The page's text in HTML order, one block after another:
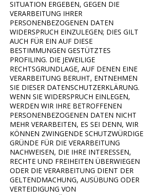
SITUATION ERGEBEN, GEGEN DIE
VERARBEITUNG IHRER
PERSONENBEZOGENEN DATEN
WIDERSPRUCH EINZULEGEN; DIES GILT
AUCH FÜR EIN AUF DIESE
BESTIMMUNGEN GESTÜTZTES
PROFILING. DIE JEWEILIGE
RECHTSGRUNDLAGE, AUF DENEN EINE
VERARBEITUNG BERUHT, ENTNEHMEN
SIE DIESER DATENSCHUTZERKLÄRUNG.
WENN SIE WIDERSPRUCH EINLEGEN,
WERDEN WIR IHRE BETROFFENEN
PERSONENBEZOGENEN DATEN NICHT
MEHR VERARBEITEN, ES SEI DENN, WIR
KÖNNEN ZWINGENDE SCHUTZWÜRDIGE
GRÜNDE FÜR DIE VERARBEITUNG
NACHWEISEN, DIE IHRE INTERESSEN,
RECHTE UND FREIHEITEN ÜBERWIEGEN
ODER DIE VERARBEITUNG DIENT DER
GELTENDMACHUNG, AUSÜBUNG ODER
VERTEIDIGUNG VON